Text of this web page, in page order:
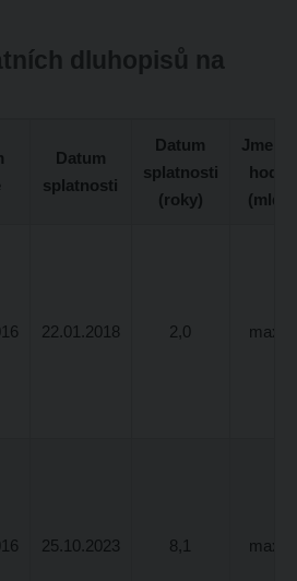
dluhopisů na
Datum
splatnosti
Datum
splatnosti
(roky)
(mld
22.01.2018 2,0 max.
25.10.2023 8,1 max.